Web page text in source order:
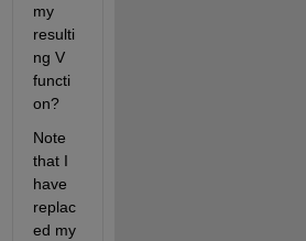
my
resulti
ng V
functi
on?
Note
that I
have
replac
ed my